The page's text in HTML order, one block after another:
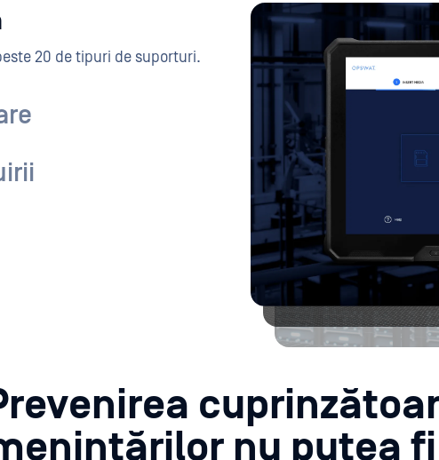
20 de tipuri de suporturi.
nu putea